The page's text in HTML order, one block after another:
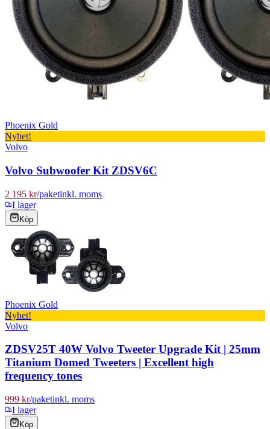
Phoenix Gold
Nyhet!
Volvo
Volvo Subwoofer Kit ZDSV6C
2 195 kr/paketinkl. moms
I lager
Köp
Phoenix Gold
Nyhet!
Volvo
ZDSV25T 40W Volvo Tweeter Upgrade Kit | 25mm
Titanium Domed Tweeters | Excellent high
frequency tones
999 kr/paketinkl. moms
I lager
Köp